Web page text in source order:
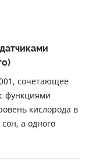
сочетающее
функциями
кислорода в
а одного